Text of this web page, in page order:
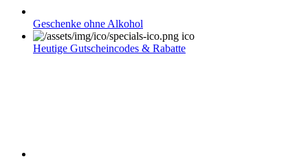
Geschenke ohne Alkohol
Heutige Gutscheincodes & Rabatte